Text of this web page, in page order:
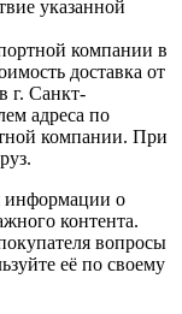
указанной
компании в
доставка от
г. Санкт-
адреса по
компании. При
информации о
контента.
вопросы
её по своему